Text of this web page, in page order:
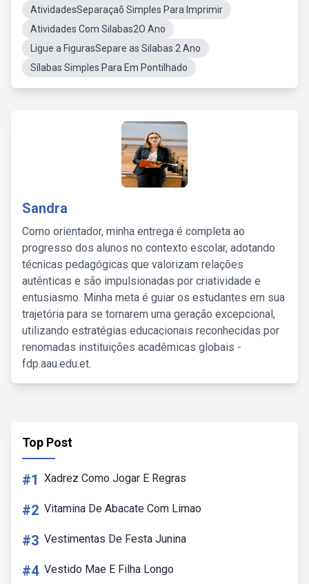
AtividadesSeparaçaõ Simples Para Imprimir
Atividades Com Silabas2O Ano
Ligue a FigurasSepare as Silabas 2 Ano
Sílabas Simples Para Em Pontilhado
Sandra
Como orientador, minha entrega é completa ao
progresso dos alunos no contexto escolar, adotando
técnicas pedagógicas que valorizam relações
autênticas e são impulsionadas por criatividade e
entusiasmo. Minha meta é guiar os estudantes em sua
trajetória para se tornarem uma geração excepcional,
utilizando estratégias educacionais reconhecidas por
renomadas instituições acadêmicas globais -
fdp.aau.edu.et.
Top Post
#1 Xadrez Como Jogar E Regras
#2 Vitamina De Abacate Com Limao
#3 Vestimentas De Festa Junina
#4 Vestido Mae E Filha Longo